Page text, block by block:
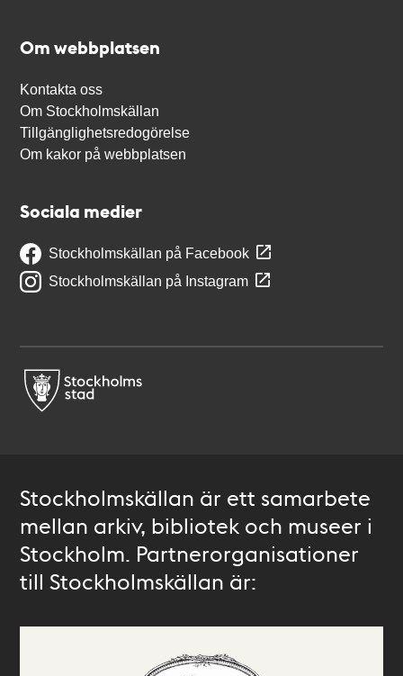
Om webbplatsen
Kontakta oss
Om Stockholmskällan
Tillgänglighetsredogörelse
Om kakor på webbplatsen
Sociala medier
Stockholmskällan på Facebook
Stockholmskällan på Instagram
Stockholmskällan är ett samarbete
mellan arkiv, bibliotek och museer i
Stockholm. Partnerorganisationer
till Stockholmskällan är: